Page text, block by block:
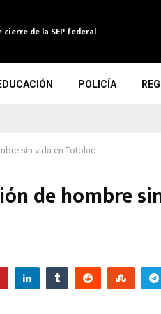
de la SEP federal
POLICÍA
sin vida en Totolac
de hombre